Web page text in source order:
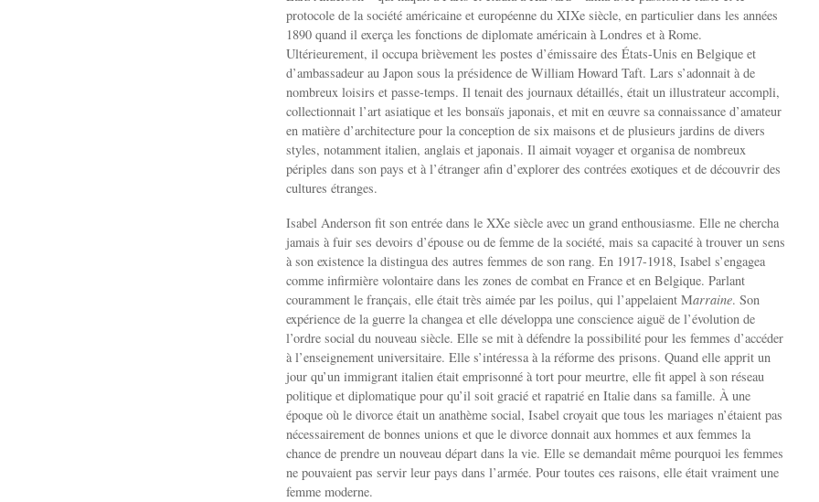
protocole de la société américaine et européenne du XIXe siècle, en particulier dans les années
1890 quand il exerça les fonctions de diplomate américain à Londres et à Rome.
Ultérieurement, il occupa brièvement les postes d’émissaire des États-Unis en Belgique et
d’ambassadeur au Japon sous la présidence de William Howard Taft. Lars s’adonnait à de
nombreux loisirs et passe-temps. Il tenait des journaux détaillés, était un illustrateur accompli,
collectionnait l’art asiatique et les bonsaïs japonais, et mit en œuvre sa connaissance d’amateur
en matière d’architecture pour la conception de six maisons et de plusieurs jardins de divers
styles, notamment italien, anglais et japonais. Il aimait voyager et organisa de nombreux
périples dans son pays et à l’étranger afin d’explorer des contrées exotiques et de découvrir des
cultures étranges.
Isabel Anderson fit son entrée dans le XXe siècle avec un grand enthousiasme. Elle ne chercha
jamais à fuir ses devoirs d’épouse ou de femme de la société, mais sa capacité à trouver un sens
à son existence la distingua des autres femmes de son rang. En 1917-1918, Isabel s’engagea
comme infirmière volontaire dans les zones de combat en France et en Belgique. Parlant
couramment le français, elle était très aimée par les poilus, qui l’appelaient Marraine. Son
expérience de la guerre la changea et elle développa une conscience aiguë de l’évolution de
l’ordre social du nouveau siècle. Elle se mit à défendre la possibilité pour les femmes d’accéder
à l’enseignement universitaire. Elle s’intéressa à la réforme des prisons. Quand elle apprit un
jour qu’un immigrant italien était emprisonné à tort pour meurtre, elle fit appel à son réseau
politique et diplomatique pour qu’il soit gracié et rapatrié en Italie dans sa famille. À une
époque où le divorce était un anathème social, Isabel croyait que tous les mariages n’étaient pas
nécessairement de bonnes unions et que le divorce donnait aux hommes et aux femmes la
chance de prendre un nouveau départ dans la vie. Elle se demandait même pourquoi les femmes
ne pouvaient pas servir leur pays dans l’armée. Pour toutes ces raisons, elle était vraiment une
femme moderne.